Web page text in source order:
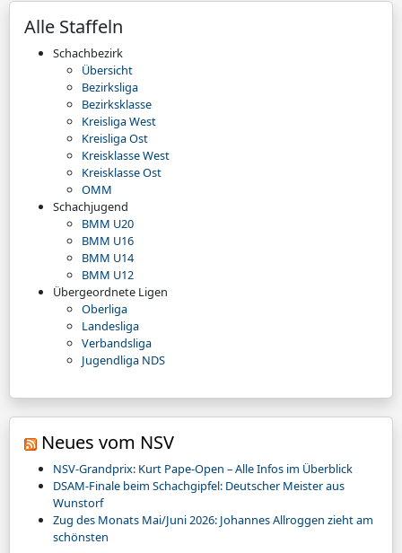
Alle Staffeln
Schachbezirk
Übersicht
Bezirksliga
Bezirksklasse
Kreisliga West
Kreisliga Ost
Kreisklasse West
Kreisklasse Ost
OMM
Schachjugend
BMM U20
BMM U16
BMM U14
BMM U12
Übergeordnete Ligen
Oberliga
Landesliga
Verbandsliga
Jugendliga NDS
Neues vom NSV
NSV-Grandprix: Kurt Pape-Open – Alle Infos im Überblick
DSAM-Finale beim Schachgipfel: Deutscher Meister aus
Wunstorf
Zug des Monats Mai/Juni 2026: Johannes Allroggen zieht am
schönsten